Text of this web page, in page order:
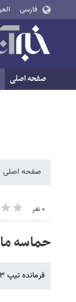
فارسی
صفحه اصلی
صفحه اصلی
۰ نفر
حماسه
فرمانده تیپ ۳۳ حضرت المهدی در عملیات بیت‌المقدس به بیان جزئیاتی از عملیات فتح خرمشهر پرداخت.